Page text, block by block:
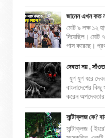
জানেন এখন কত
মোট ৯ লক্ষ ১২
দিয়েছিল। মোট ৭
পাস করেছে।
দেবতা নয় ,
যুগ যুগ ধরে
বাংলাদেশের
করেন
সান্টাক্লজ কে?
সান্টাক্লজ (